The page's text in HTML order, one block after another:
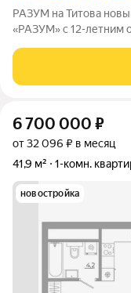
РАЗУМ на Титова новый квартал от федерального девелопера
«РАЗУМ» с 12-летним
Монтёрская, Титова и
районе создан по
6 700 000 ₽
от 32 096 ₽ в месяц
41,9 м²
1-комн.
новостройка